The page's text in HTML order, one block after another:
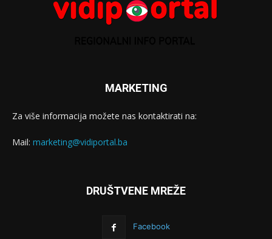
MARKETING
Za više informacija možete nas kontaktirati na:
Mail: marketing@vidiportal.ba
DRUŠTVENE MREŽE
Facebook